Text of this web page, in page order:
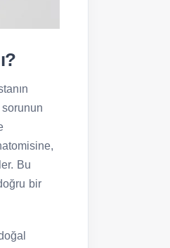
Bu
bir